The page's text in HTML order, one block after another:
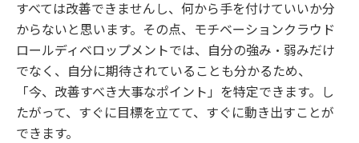
すべては改善できませんし、何から手を付けていいか分
からないと思います。その点、モチベーションクラウド
ロールディベロップメントでは、自分の強み・弱みだけ
でなく、自分に期待されていることも分かるため、
「今、改善すべき大事なポイント」を特定できます。し
たがって、すぐに目標を立てて、すぐに動き出すことが
できます。